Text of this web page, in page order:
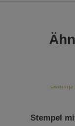
Stempel